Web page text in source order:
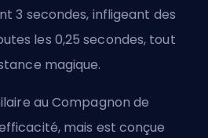
3 secondes, infligeant des
les 0,25 secondes, tout
magique.
au Compagnon de
mais est conçue